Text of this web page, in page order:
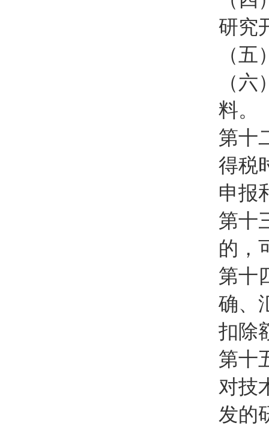
研究
（
（
料。
第十
得税
申报
第十
的，
第十
确、
扣除
第十
对技
发的